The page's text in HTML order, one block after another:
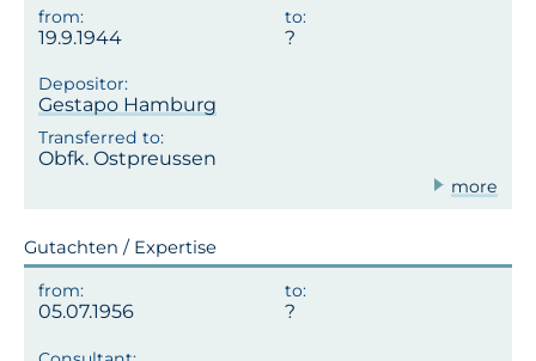
19.9.1944
Gestapo Hamburg
Obfk. Ostpreussen
more
Gutachten / Expertise
05.07.1956